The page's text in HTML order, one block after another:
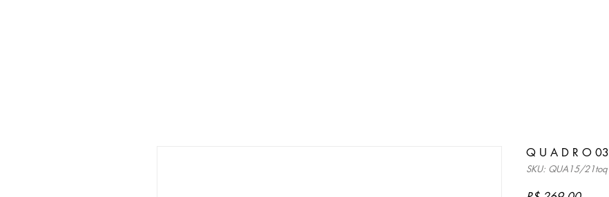
Q U A D R O 03
SKU: QUA15/21toq